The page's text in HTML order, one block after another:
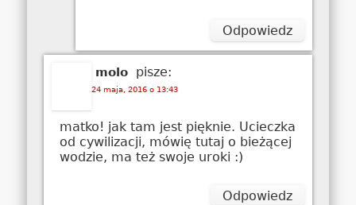
Odpowiedz
molo pisze:
24 maja, 2016 o 13:43
matko! jak tam jest pięknie. Ucieczka
od cywilizacji, mówię tutaj o bieżącej
wodzie, ma też swoje uroki :)
Odpowiedz